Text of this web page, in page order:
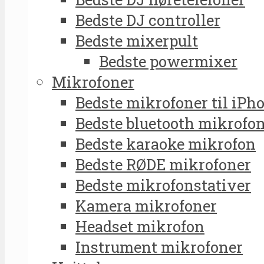
Bedste DJ controller
Bedste mixerpult
Bedste powermixer
Mikrofoner
Bedste mikrofoner til
Bedste bluetooth
Bedste karaoke mikrofon
Bedste RØDE mikrofoner
Bedste mikrofonstativer
Kamera mikrofoner
Headset mikrofon
Instrument mikrofoner